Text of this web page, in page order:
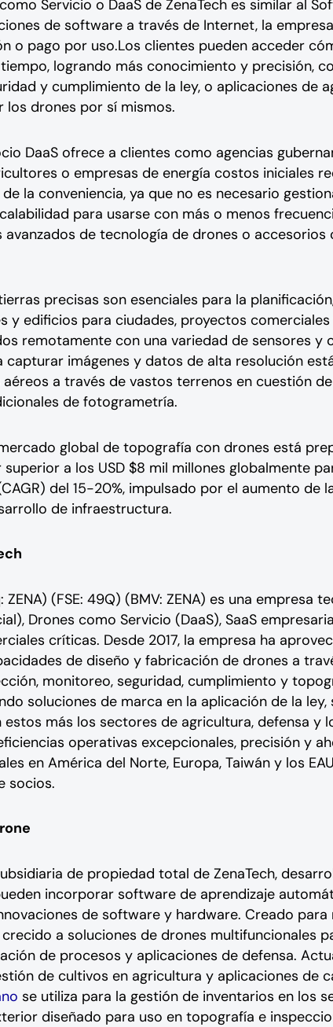
Servicio o DaaS de ZenaTech es similar al
de software a través de Internet, la
o pago por uso.Los clientes pueden acceder
logrando más conocimiento y precisión,
y cumplimiento de la ley, o aplicaciones de
los drones por sí mismos.
DaaS ofrece a clientes como agencias
o empresas de energía costos iniciales
la conveniencia, ya que no es necesario
para usarse con más o menos
avanzados de tecnología de drones o
precisas son esenciales para la
y edificios para ciudades, proyectos
remotamente con una variedad de sensores y
capturar imágenes y datos de alta resolución
a través de vastos terrenos en cuestión
de fotogrametría.
global de topografía con drones está
a los USD $8 mil millones globalmente
del 15-20%, impulsado por el aumento
de infraestructura.
(FSE: 49Q) (BMV: ZENA) es una empresa
Drones como Servicio (DaaS), SaaS
críticas. Desde 2017, la empresa ha
de diseño y fabricación de drones a
monitoreo, seguridad, cumplimiento y
soluciones de marca en la aplicación de la
más los sectores de agricultura, defensa y
operativas excepcionales, precisión y
en América del Norte, Europa, Taiwán y los
socios.
de propiedad total de ZenaTech,
incorporar software de aprendizaje
de software y hardware. Creado
a soluciones de drones multifuncionales
de procesos y aplicaciones de defensa.
de cultivos en agricultura y aplicaciones de
se utiliza para la gestión de inventarios en los
diseñado para uso en topografía e